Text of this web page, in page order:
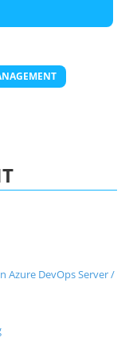
Azure DevOps Server /